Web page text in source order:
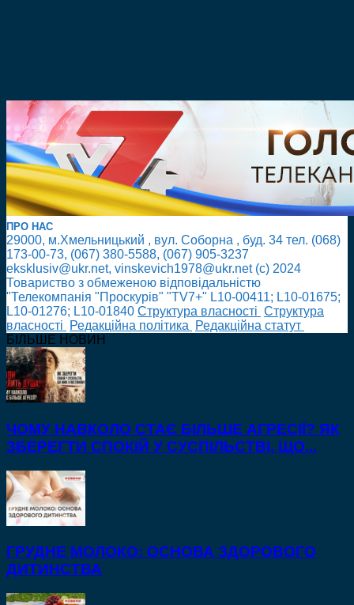
ПРО НАС
29000, м.Хмельницький , вул. Соборна , буд. 34 тел. (068)
173-00-73, (067) 380-5588, (067) 905-3237
eksklusiv@ukr.net, vinskevich1978@ukr.net (с) 2024
Товариство з обмеженою відповідальністю
"Телекомпанія "Проскурів" "TV7+" L10-00411; L10-01675;
L10-01276; L10-01840 Cтруктура власності Cтруктура
власності
Редакційна політика
Редакційна статут
БІЛЬШЕ НОВИН
ЧОМУ НАВКОЛО СТАЄ БІЛЬШЕ АГРЕСІЇ? ЯК
ЗБЕРЕГТИ СПОКІЙ У СУСПІЛЬСТВІ, ЩО...
ГРУДНЕ МОЛОКО: ОСНОВА ЗДОРОВОГО
ДИТИНСТВА